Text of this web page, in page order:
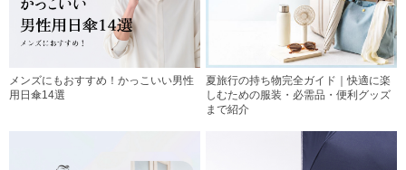
メンズにもおすすめ！かっこいい男性
用日傘14選
夏旅行の持ち物完全ガイド｜快適に楽
しむための服装・必需品・便利グッズ
まで紹介